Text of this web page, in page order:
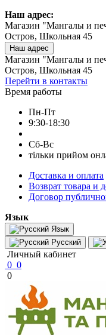
Наш адрес:
Магазин "Мангалы и
Остров, Школьная 45
Наш адрес
Магазин "Мангалы и
Остров, Школьная 45
Перейти в контакты
Время работы
Пн-Пт
9:30-18:30
Сб-Вс
тільки прийом
Доставка и оплата
Возврат товара и
Договор
Язык
Язык
Русский
Личный кабинет
0 0
0